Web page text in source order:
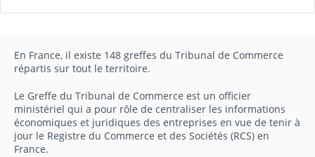
En France, il existe 148 greffes du Tribunal de Commerce
répartis sur tout le territoire.
Le Greffe du Tribunal de Commerce est un officier
ministériel qui a pour rôle de centraliser les informations
économiques et juridiques des entreprises en vue de tenir à
jour le Registre du Commerce et des Sociétés (RCS) en
France.